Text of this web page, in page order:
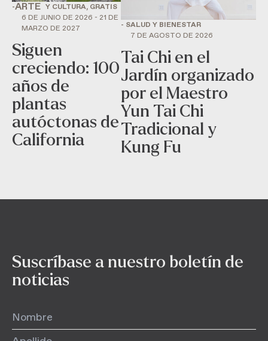
-ARTE Y CULTURA, GRATIS
6 DE JUNIO DE 2026 - 21 DE
MARZO DE 2027
Siguen
creciendo: 100
años de
plantas
autóctonas de
California
- SALUD Y BIENESTAR
7 DE AGOSTO DE 2026
Tai Chi en el
Jardín organizado
por el Maestro
Yun Tai Chi
Tradicional y
Kung Fu
Suscríbase a nuestro boletín de
noticias